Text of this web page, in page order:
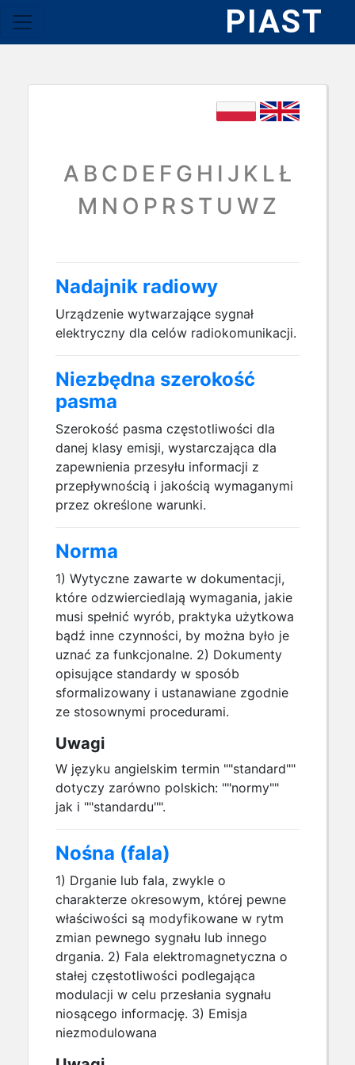
PIAST
A B C D E F G H I J K LŁ
M N O P R S T U WZ
Nadajnik radiowy
Urządzenie wytwarzające sygnał
elektryczny dla celów radiokomunikacji.
Niezbędna szerokość
pasma
Szerokość pasma częstotliwości dla
danej klasy emisji, wystarczająca dla
zapewnienia przesyłu informacji z
przepływnością i jakością wymaganymi
przez określone warunki.
Norma
1) Wytyczne zawarte w dokumentacji,
które odzwierciedlają wymagania, jakie
musi spełnić wyrób, praktyka użytkowa
bądź inne czynności, by można było je
uznać za funkcjonalne. 2) Dokumenty
opisujące standardy w sposób
sformalizowany i ustanawiane zgodnie
ze stosownymi procedurami.
Uwagi
W języku angielskim termin ""standard""
dotyczy zarówno polskich: ""normy""
jak i ""standardu"".
Nośna (fala)
1) Drganie lub fala, zwykle o
charakterze okresowym, której pewne
właściwości są modyfikowane w rytm
zmian pewnego sygnału lub innego
drgania. 2) Fala elektromagnetyczna o
stałej częstotliwości podlegająca
modulacji w celu przesłania sygnału
niosącego informację. 3) Emisja
niezmodulowana